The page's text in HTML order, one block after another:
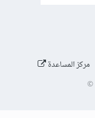
مركز المساعدة
©